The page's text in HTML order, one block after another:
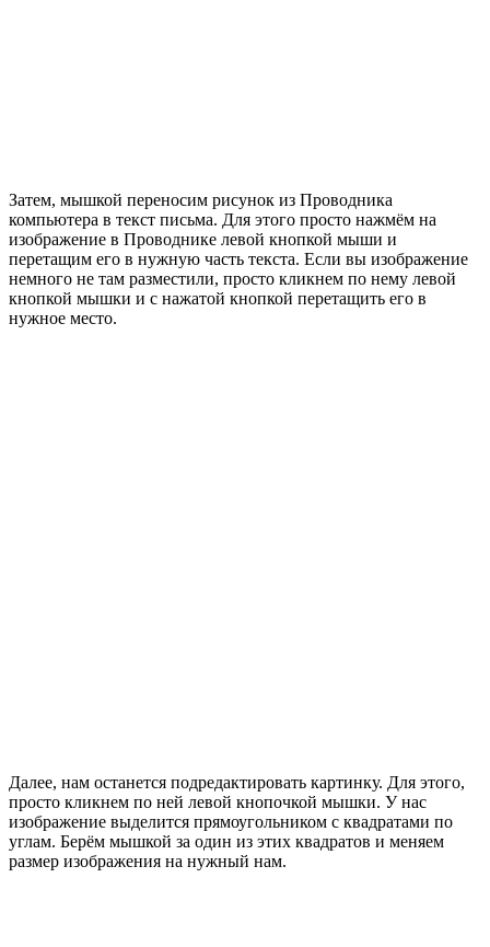
Затем, мышкой переносим рисунок из Проводника
компьютера в текст письма. Для этого просто нажмём на
изображение в Проводнике левой кнопкой мыши и
перетащим его в нужную часть текста. Если вы изображение
немного не там разместили, просто кликнем по нему левой
кнопкой мышки и с нажатой кнопкой перетащить его в
нужное место.
Далее, нам останется подредактировать картинку. Для этого,
просто кликнем по ней левой кнопочкой мышки. У нас
изображение выделится прямоугольником с квадратами по
углам. Берём мышкой за один из этих квадратов и меняем
размер изображения на нужный нам.